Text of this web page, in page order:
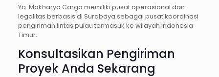
Ya. Makharya Cargo memiliki pusat operasional dan
legalitas berbasis di Surabaya sebagai pusat koordinasi
pengiriman lintas pulau termasuk ke wilayah Indonesia
Timur.
Konsultasikan Pengiriman
Proyek Anda Sekarang